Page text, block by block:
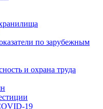
по зарубежным
и охрана труда